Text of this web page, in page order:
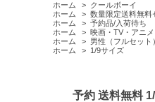
ホーム > クールボーイ
ホーム
> 数量限定送料無料
ホーム
> 予約品/入荷待ち
ホーム
> 映画・TV・アニ
ホーム
> 男性（フルセット）
ホーム
> 1/9サイズ
予約 送料無料